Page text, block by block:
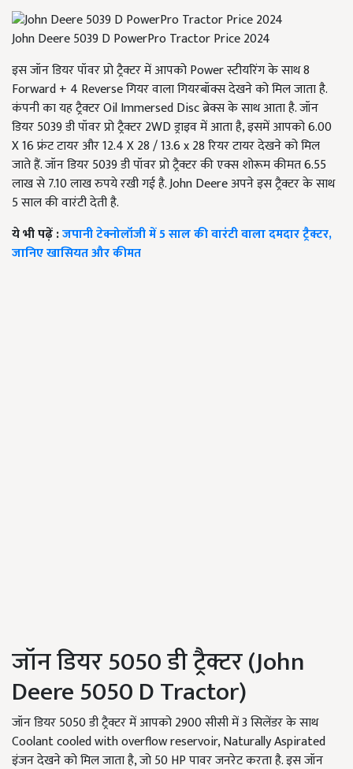
John Deere 5039 D PowerPro Tractor Price 2024
इस जॉन डियर पॉवर प्रो ट्रैक्टर में आपको Power स्टीयरिंग के साथ 8
Forward + 4 Reverse गियर वाला गियरबॉक्स देखने को मिल जाता है.
कंपनी का यह ट्रैक्टर Oil Immersed Disc ब्रेक्स के साथ आता है. जॉन
डियर 5039 डी पॉवर प्रो ट्रैक्टर 2WD ड्राइव में आता है, इसमें आपको 6.00
X 16 फ्रंट टायर और 12.4 X 28 / 13.6 x 28 रियर टायर देखने को मिल
जाते हैं. जॉन डियर 5039 डी पॉवर प्रो ट्रैक्टर की एक्स शोरूम कीमत 6.55
लाख से 7.10 लाख रुपये रखी गई है. John Deere अपने इस ट्रैक्टर के साथ
5 साल की वारंटी देती है.
ये भी पढ़ें :जपानी टेक्नोलॉजी में 5 साल की वारंटी वाला दमदार ट्रैक्टर,
जानिए खासियत और कीमत
जॉन डियर 5050 डी ट्रैक्टर (John
Deere 5050 D Tractor)
जॉन डियर 5050 डी ट्रैक्टर में आपको 2900 सीसी में 3 सिलेंडर के साथ
Coolant cooled with overflow reservoir, Naturally Aspirated
इंजन देखने को मिल जाता है, जो 50 HP पावर जनरेट करता है. इस जॉन